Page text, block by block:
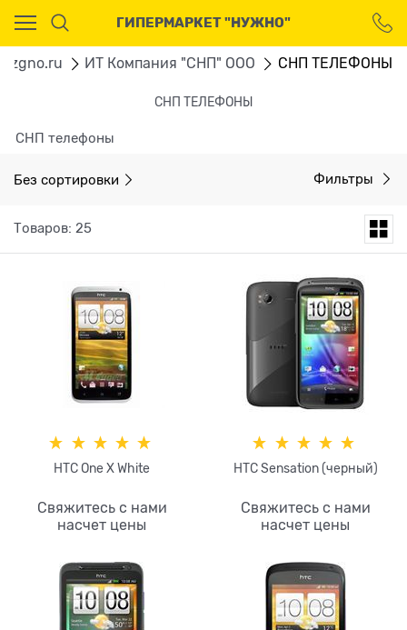
ГИПЕРМАРКЕТ "НУЖНО"
ИТ Компания "СНП" ООО СНП ТЕЛЕФОНЫ
СНП ТЕЛЕФОНЫ
СНП телефоны
Без сортировки Фильтры
Товаров: 25
HTC One X White
Свяжитесь с нами
насчет цены
HTC Sensation (черный)
Свяжитесь с нами
насчет цены
Ваш город - Москва,
угадали?
ДА НЕТ